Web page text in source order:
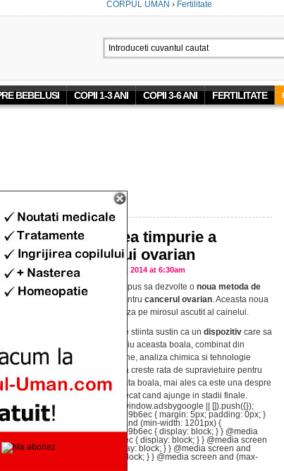
CORPUL UMAN › Fertilitate
BEBELUSI COPII 1-3 ANI COPII 3-6 ANI FERTILITATE
Depistarea timpurie a
cancerului ovarian
Publicat pe 22 Oct 2014 at 6:30am
Savantii si-au propus sa dezvolte o noua metoda de
diagnosticare
pentru cancerul ovarian. Aceasta noua
metoda se bazeaza pe mirosul ascutit al cainelui.
Astfel, oamenii de stiinta sustin ca un dispozitiv care sa
descopere timpuriu aceasta boala, combinat din
simturile unui caine, analiza chimica si tehnologie
moderna ar putea creste rata de supravietuire pentru
cei care au aceasta boala, mai ales ca este una despre
care nu se afla decat cand ajunge in stadii finale.
(adsbygoogle = window.adsbygoogle || []).push({});
.jmemd6a7765399b6ec { margin: 5px; padding: 0px; }
@media screen and (min-width: 1201px) {
.jmemd6a7765399b6ec { display: block; } } @media
{ .jmemd6a7765399b6ec { display: block; } } @media screen
.jmemd6a7765399b6ec { display: block; } } @media screen and
{ display: block; } } @media screen and (max-
block; } }